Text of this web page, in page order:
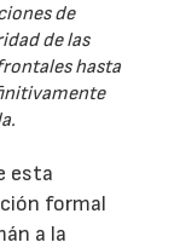
de
de las
hasta
esta
formal
a la